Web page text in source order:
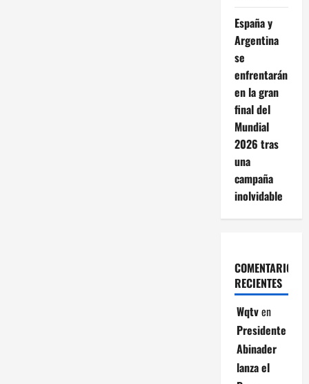
España y
Argentina
se
enfrentarán
en la gran
final del
Mundial
2026 tras
una
campaña
inolvidable
COMENTARIOS
RECIENTES
Wqtven
Presidente
Abinader
lanza el